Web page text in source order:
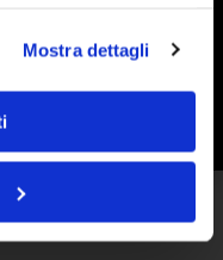
Mostra dettagli
frutta e una consistenza
visciole e fragola, ma
gamma di gusti.